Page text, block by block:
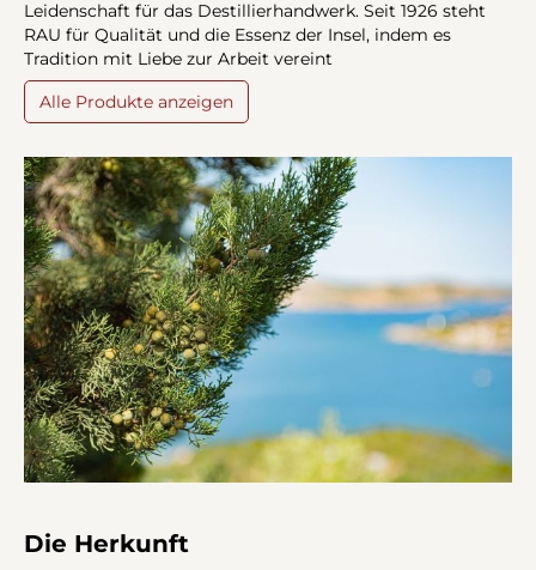
Leidenschaft für das Destillierhandwerk. Seit 1926 steht
RAU für Qualität und die Essenz der Insel, indem es
Tradition mit Liebe zur Arbeit vereint
Alle Produkte anzeigen
Die Herkunft